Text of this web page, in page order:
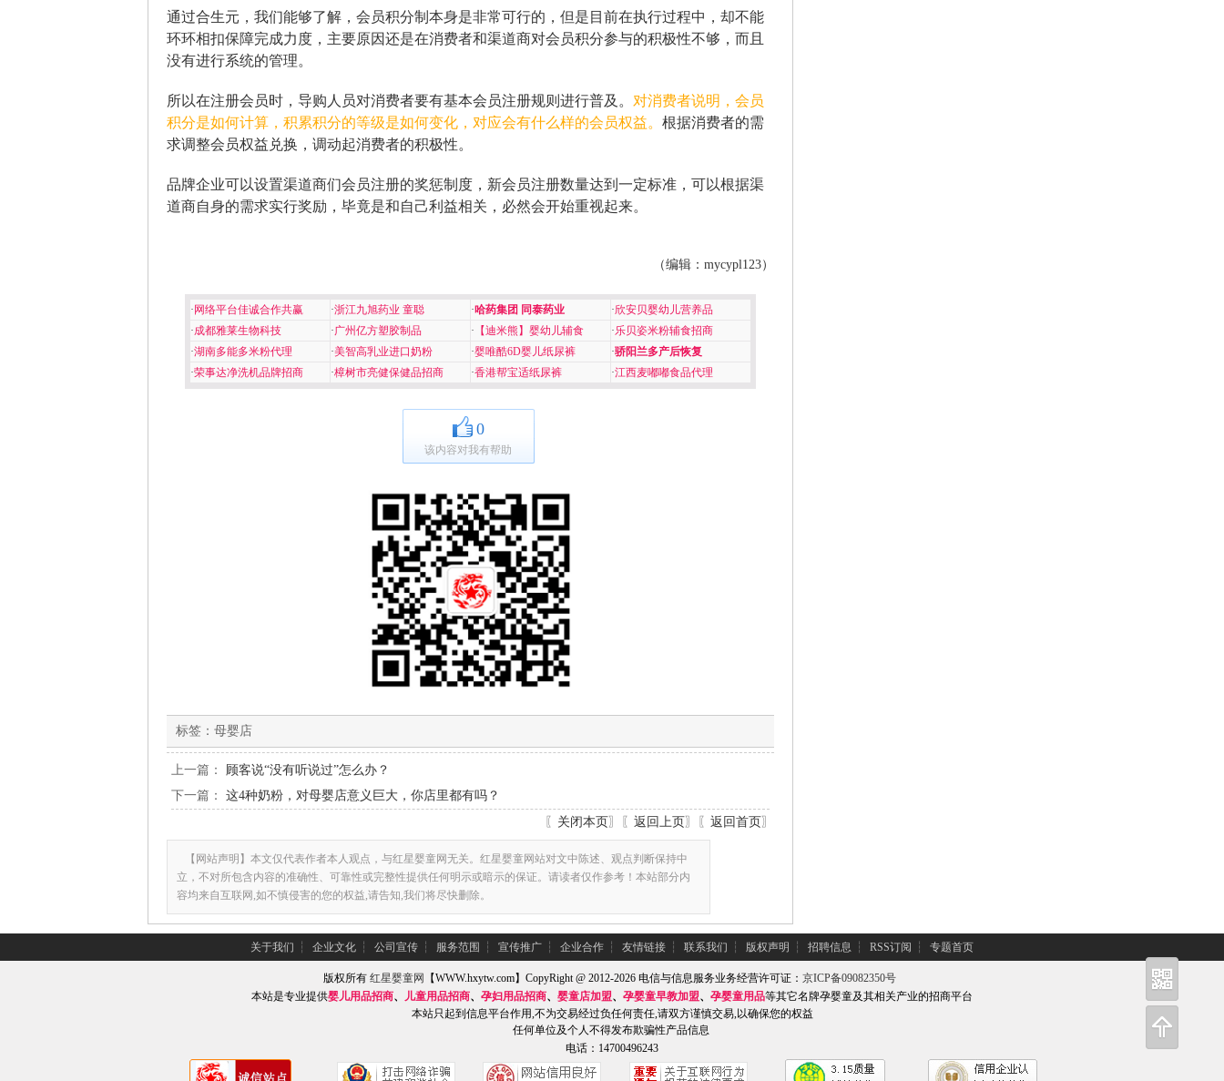
通过合生元，我们能够了解，会员积分制本身是非常可行的，但是目前在执行过程中，却不能
环环相扣保障完成力度，主要原因还是在消费者和渠道商对会员积分参与的积极性不够，而且
没有进行系统的管理。
所以在注册会员时，导购人员对消费者要有基本会员注册规则进行普及。 对消费者说明，会员
积分是如何计算，积累积分的等级是如何变化，对应会有什么样的会员权益。 根据消费者的需
求调整会员权益兑换，调动起消费者的积极性。
品牌企业可以设置渠道商们会员注册的奖惩制度，新会员注册数量达到一定标准，可以根据渠
道商自身的需求实行奖励，毕竟是和自己利益相关，必然会开始重视起来。
（编辑：mycypl123）
· 网络平台佳诚合作共赢 ·浙江九旭药业 童聪 ·哈药集团 同泰药业 ·欣安贝婴幼儿营养品
·成都雅莱生物科技 ·广州亿方塑胶制品 · 【迪米熊】婴幼儿辅食 ·乐贝姿米粉辅食招商
·湖南多能多米粉代理 ·美智高乳业进口奶粉 ·婴唯酷6D婴儿纸尿裤 ·骄阳兰多产后恢复
·荣事达净洗机品牌招商 ·樟树市亮健保健品招商 ·香港帮宝适纸尿裤 ·江西麦嘟嘟食品代理
0
该内容对我有帮助
标签： 母婴店
上一篇：
顾客说“没有听说过”怎么办？
下一篇： 这4种奶粉，对母婴店意义巨大，你店里都有吗？
〖 关闭本页〗〖 返回上页〗〖 返回首页〗
【网站声明】本文仅代表作者本人观点，与红星婴童网无关。红星婴童网站对文中陈述、观点判断保持中
立，不对所包含内容的准确性、可靠性或完整性提供任何明示或暗示的保证。请读者仅作参考！本站部分内
容均来自互联网,如不慎侵害的您的权益,请告知,我们将尽快删除。
关于我们 ┆ 企业文化 ┆ 公司宣传 ┆ 服务范围 ┆ 宣传推广 ┆ 企业合作 ┆ 友情链接 ┆ 联系我们 ┆ 版权声明 ┆ 招聘信息 ┆ RSS订阅 ┆ 专题首页
版权所有 红星婴童网 【WWW.hxytw.com】CopyRight @ 2012-2026 电信与信息服务业务经营许可证： 京ICP备09082350号
本站是专业提供婴儿用品招商、 儿童用品招商、 孕妇用品招商、 婴童店加盟、 孕婴童早教加盟、 孕婴童用品等其它名牌孕婴童及其相关产业的招商平台
本站只起到信息平台作用,不为交易经过负任何责任,请双方谨慎交易,以确保您的权益
任何单位及个人不得发布欺骗性产品信息
电话：14700496243